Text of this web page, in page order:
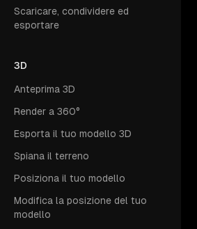
Scaricare, condividere ed
esportare
3D
Anteprima 3D
Render a 360°
Esporta il tuo modello 3D
Spiana il terreno
Posiziona il tuo modello
Modifica la posizione del tuo
modello